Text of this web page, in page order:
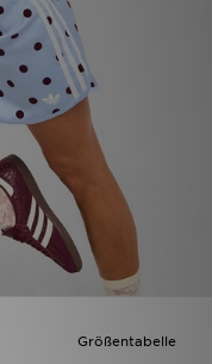
Größentabelle